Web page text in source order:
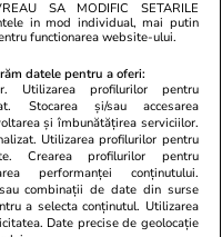
vorba de
Adevărații
acolo”
SA MODIFIC SETARILE
in mod individual, mai putin
functionarea website-ului.
datele pentru a oferi:
Utilizarea profilurilor pentru
Stocarea și/sau accesarea
și îmbunătățirea serviciilor.
Utilizarea profilurilor pentru
Crearea profilurilor pentru
performanței conținutului.
combinații de date din surse
a selecta conținutul. Utilizarea
Date precise de geolocație